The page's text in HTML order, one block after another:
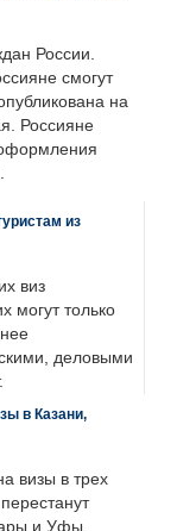
России.
смогут
на
Россияне
из
виз
могут только
деловыми
в Казани,
визы в трех
и Уфы.